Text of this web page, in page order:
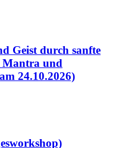
Geist durch sanfte
Mantra und
24.10.2026)